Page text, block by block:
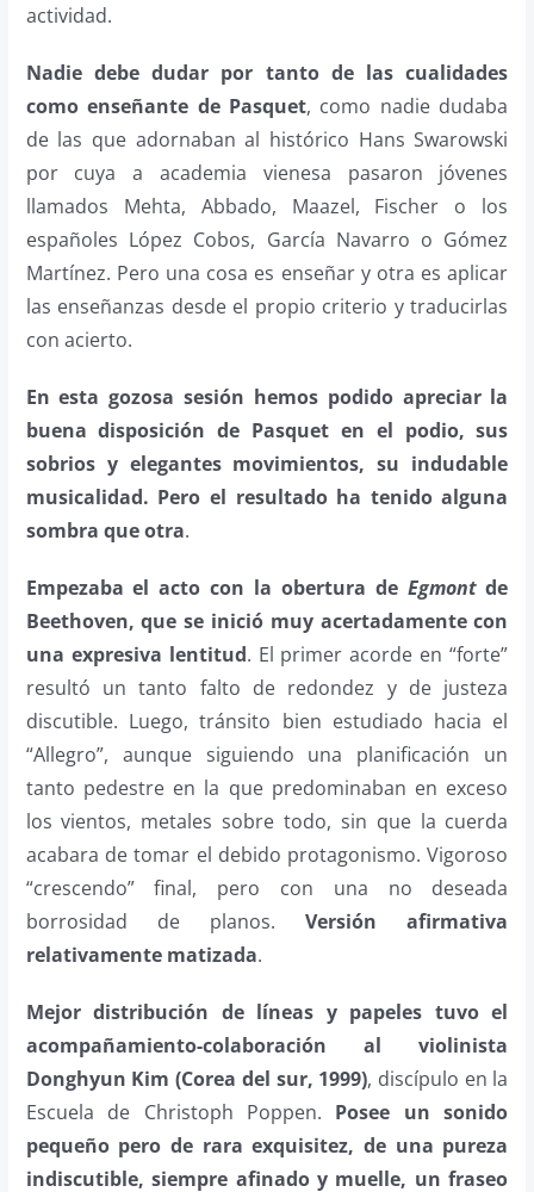
actividad.
Nadie debe dudar por tanto de las cualidades
como enseñante de Pasquet, como nadie dudaba
de las que adornaban al histórico Hans Swarowski
por cuya a academia vienesa pasaron jóvenes
llamados Mehta, Abbado, Maazel, Fischer o los
españoles López Cobos, García Navarro o Gómez
Martínez. Pero una cosa es enseñar y otra es aplicar
las enseñanzas desde el propio criterio y traducirlas
con acierto.
En esta gozosa sesión hemos podido apreciar la
buena disposición de Pasquet en el podio, sus
sobrios y elegantes movimientos, su indudable
musicalidad. Pero el resultado ha tenido alguna
sombra que otra.
Empezaba el acto con la obertura de Egmontde
Beethoven, que se inició muy acertadamente con
una expresiva lentitud. El primer acorde en “forte”
resultó un tanto falto de redondez y de justeza
discutible. Luego, tránsito bien estudiado hacia el
“Allegro”, aunque siguiendo una planificación un
tanto pedestre en la que predominaban en exceso
los vientos, metales sobre todo, sin que la cuerda
acabara de tomar el debido protagonismo. Vigoroso
“crescendo” final, pero con una no deseada
borrosidad de planos.Versión afirmativa
relativamente matizada.
Mejor distribución de líneas y papeles tuvo el
acompañamiento-colaboración al violinista
Donghyun Kim (Corea del sur, 1999), discípulo en la
Escuela de Christoph Poppen. Posee un sonido
pequeño pero de rara exquisitez, de una pureza
indiscutible, siempre afinado y muelle, un fraseo